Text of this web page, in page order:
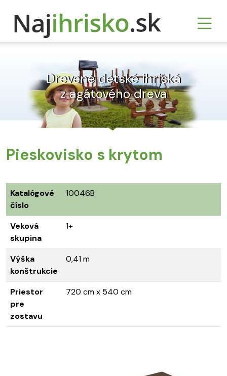
Drevené detské ihriská
z agátového dreva
Pieskovisko s krytom
Katalógové
číslo
10046B
Veková
skupina
1+
Výška
konštrukcie
0,41 m
Priestor
pre
zostavu
720 cm x 540 cm